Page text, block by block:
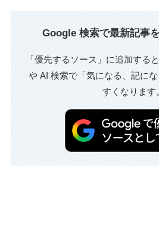
Google 検索で最新記事
「優先するソース」に追加する
や AI 検索で「気になる、記に
すくなります。